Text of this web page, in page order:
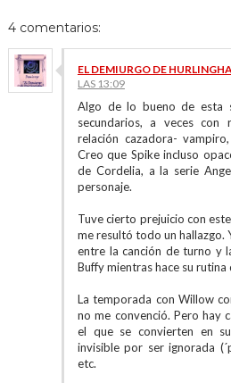
4 comentarios:
EL DEMIURGO DE
LAS 13:09
Algo de lo bueno de esta
secundarios, a veces con
relación cazadora-
Creo que Spike incluso
de Cordelia, a la serie
personaje.
Tuve cierto prejuicio con
me resultó todo un
entre la canción de turno y
Buffy mientras hace su
La temporada con Willow
no me convenció. Pero hay
el que se convierten en
invisible por ser ignorada
etc.